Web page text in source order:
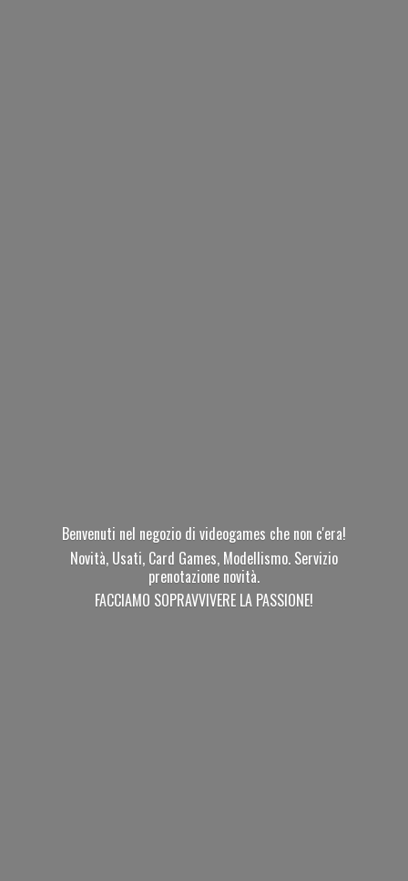
Benvenuti nel negozio di videogames che non c'era!
Novità, Usati, Card Games, Modellismo. Servizio
prenotazione novità.
FACCIAMO SOPRAVVIVERE LA PASSIONE!